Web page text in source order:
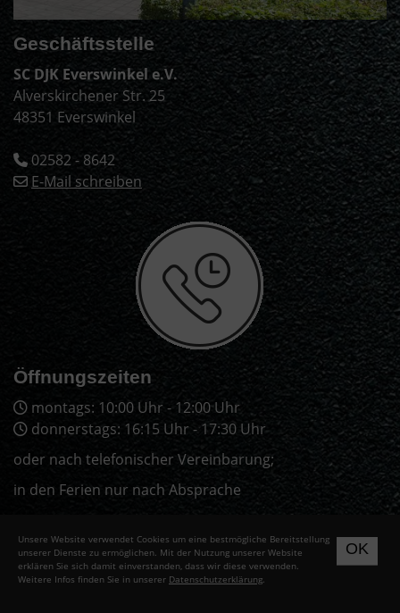
Geschäftsstelle
SC DJK Everswinkel e.V.
Alverskirchener Str. 25
48351 Everswinkel
02582 - 8642
E-Mail schreiben
Öffnungszeiten
montags: 10:00 Uhr - 12:00 Uhr
donnerstags: 16:15 Uhr - 17:30 Uhr
oder nach telefonischer Vereinbarung;
in den Ferien nur nach Absprache
OK
Unsere Website verwendet Cookies um eine bestmögliche Bereitstellung
unserer Dienste zu ermöglichen. Mit der Nutzung unserer Website
erklären Sie sich damit einverstanden, dass wir diese verwenden.
Weitere Infos finden Sie in unserer Datenschutzerklärung.